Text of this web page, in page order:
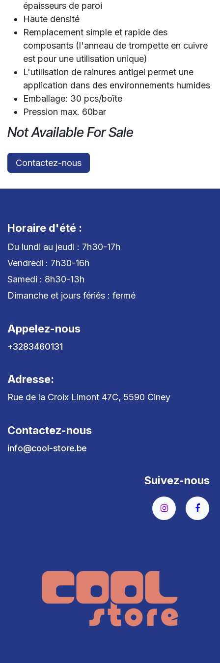
épaisseurs de paroi
Haute densité
Remplacement simple et rapide des
composants (l'anneau de trompette en cuivre
est pour une utilisation unique)
L'utilisation de rainures antigel permet une
application dans des environnements humides
Emballage: 30 pcs/boîte
Pression max. 60bar
Not Available For Sale
Contactez-nous
Horaire d'été :
Du lundi au jeudi : 7h30-17h
Vendredi : 7h30-16h
Samedi : 8h30-13h
Dimanche et jours fériés : fermé
Appelez-nous
+3283460131
Adresse:
Rue de la Croix Limont 47C, 5590 Ciney
Contactez-nous
info@cool-store.be
Suivez-nous